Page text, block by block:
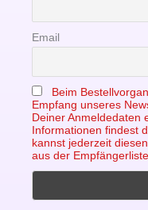
Email
Beim
Empfang unseres
Deiner Anmeldedaten
Informationen findest
kannst jederzeit
aus der